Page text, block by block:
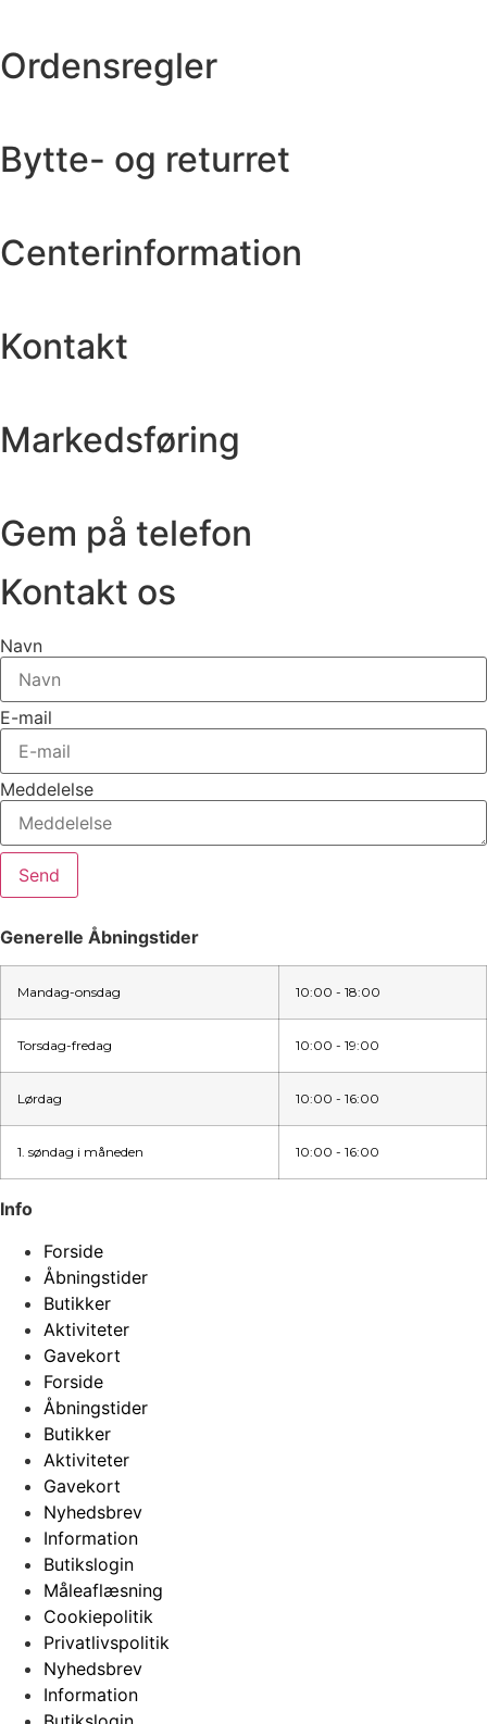
Ordensregler
Bytte- og returret
Centerinformation
Kontakt
Markedsføring
Gem på telefon
Kontakt os
Navn
E-mail
Meddelelse
Send
Generelle Åbningstider
Mandag-onsdag 10:00 - 18:00
Torsdag-fredag 10:00 - 19:00
Lørdag 10:00 - 16:00
1. søndag i måneden 10:00 - 16:00
Info
Forside
Åbningstider
Butikker
Aktiviteter
Gavekort
Forside
Åbningstider
Butikker
Aktiviteter
Gavekort
Nyhedsbrev
Information
Butikslogin
Måleaflæsning
Cookiepolitik
Privatlivspolitik
Nyhedsbrev
Information